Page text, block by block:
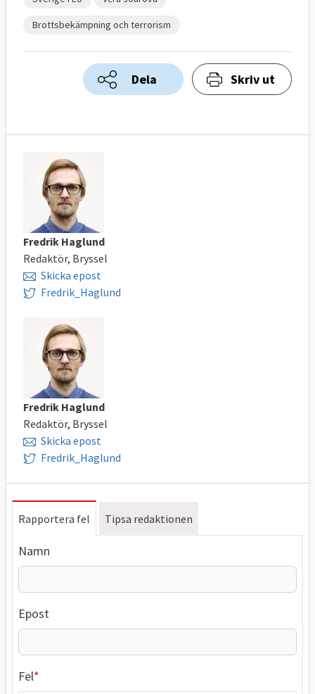
Brottsbekämpning och terrorism
Dela Skriv ut
Fredrik Haglund
Redaktör, Bryssel
Skicka epost
Fredrik_Haglund
Fredrik Haglund
Redaktör, Bryssel
Skicka epost
Fredrik_Haglund
Rapportera fel Tipsa redaktionen
Namn
Epost
Fel